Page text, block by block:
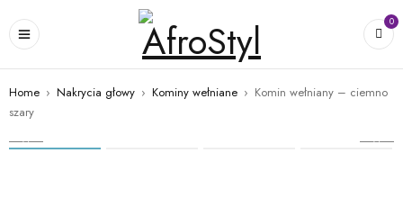
0
Home › Nakrycia głowy › Kominy wełniane › Komin wełniany – ciemno
szary